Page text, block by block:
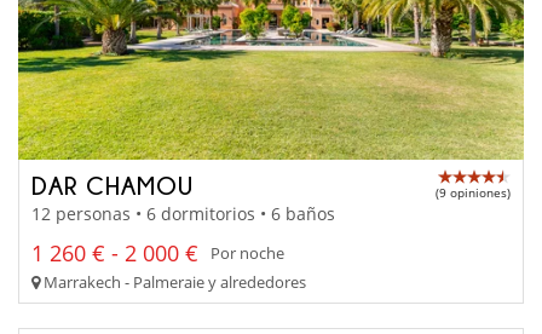
DAR CHAMOU (9 opiniones)
12 personas • 6 dormitorios • 6 baños
1 260 € - 2 000 €
Por noche
Marrakech - Palmeraie y alrededores